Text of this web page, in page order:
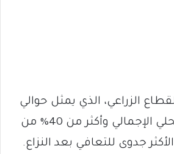
الزراعي، الذي يمثل حوالي
35% من الناتج المحلي الإجمالي وأكثر من 40% من
جدوى للتعافي بعد النزاع.